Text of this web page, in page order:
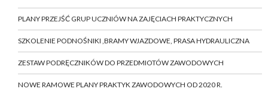
PLANY PRZEJŚĆ GRUP UCZNIÓW NA ZAJĘCIACH PRAKTYCZNYCH
SZKOLENIE PODNOŚNIKI ,BRAMY WJAZDOWE, PRASA HYDRAULICZNA
ZESTAW PODRĘCZNIKÓW DO PRZEDMIOTÓW ZAWODOWYCH
NOWE RAMOWE PLANY PRAKTYK ZAWODOWYCH OD 2020 R.